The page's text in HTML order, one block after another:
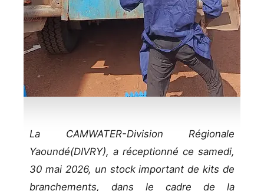
La CAMWATER-Division Régionale
Yaoundé(DIVRY), a réceptionné ce samedi,
30 mai 2026, un stock important de kits de
branchements, dans le cadre de la